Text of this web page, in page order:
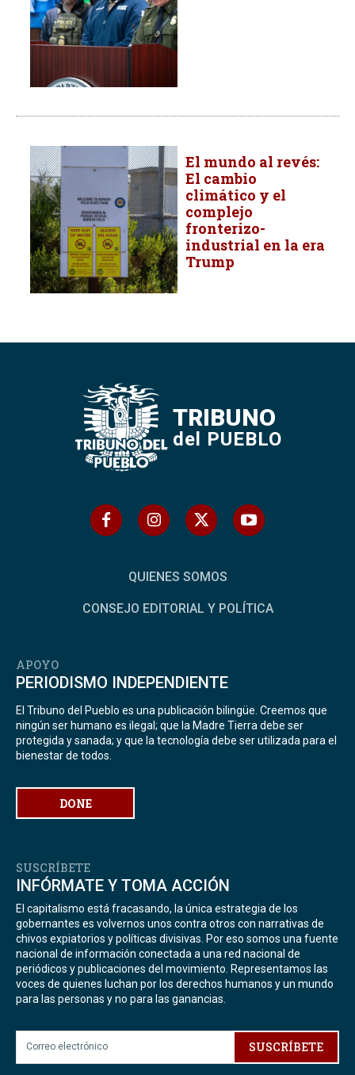
El mundo al revés:
El cambio
climático y el
complejo
fronterizo-
industrial en la era
Trump
TRIBUNO
del PUEBLO
QUIENES SOMOS
CONSEJO EDITORIAL Y POLÍTICA
APOYO
PERIODISMO INDEPENDIENTE
El Tribuno del Pueblo es una publicación bilingüe. Creemos que
ningún ser humano es ilegal; que la Madre Tierra debe ser
protegida y sanada; y que la tecnología debe ser utilizada para el
bienestar de todos.
DONE
SUSCRÍBETE
INFÓRMATE Y TOMA ACCIÓN
El capitalismo está fracasando, la única estrategia de los
gobernantes es volvernos unos contra otros con narrativas de
chivos expiatorios y políticas divisivas. Por eso somos una fuente
nacional de información conectada a una red nacional de
periódicos y publicaciones del movimiento. Representamos las
voces de quienes luchan por los derechos humanos y un mundo
para las personas y no para las ganancias.
SUSCRÍBETE